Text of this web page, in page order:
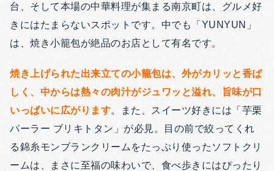
台、そして本場の中華料理が集まる南京町は、グルメ好
きにはたまらないスポットです。中でも「YUNYUN」
は、焼き小籠包が絶品のお店として有名です。
焼き上げられた出来立ての小籠包は、外がカリッと香ば
しく、中からは熱々の肉汁がジュワッと溢れ、旨味が口
いっぱいに広がります。また、スイーツ好きには「芋栗
パーラー ブリキトタン」が必見。目の前で絞ってくれ
る錦糸モンブランクリームをたっぷり使ったソフトクリ
ームは、まさに至福の味わいで、食べ歩きにはぴったり